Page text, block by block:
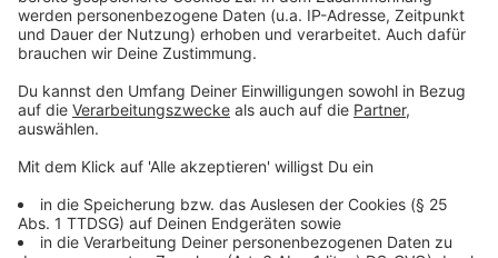
Wer eine Spritze erhalten hat, soll zum Beispiel im
Impfzentrum in Essen ein Einlegeblatt für den
Impfpass bekommen. Generell ist zudem eine
«Surveillance» der frisch eingeführten Impfstoffe
vorgesehen - also eine wissenschaftliche
Beobachtung, wie der Prozess auch mit möglichen
Risiken abläuft. Dafür sollen Impfzentren täglich
Daten ans RKI melden - unter anderem Impfdatum,